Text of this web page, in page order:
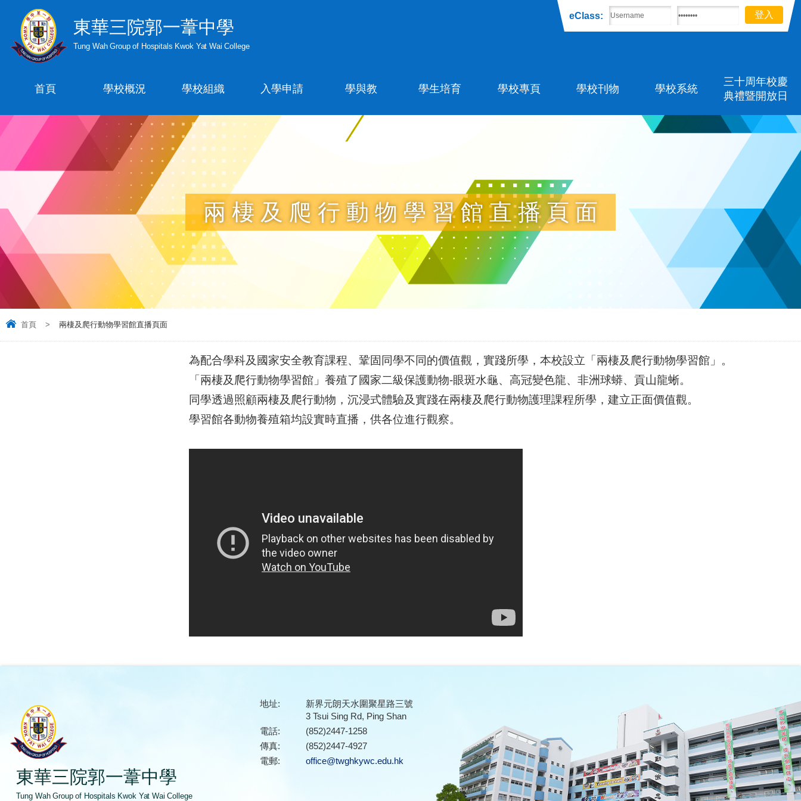
東華三院郭一葦中學
Tung Wah Group of Hospitals Kwok Yat Wai College
eClass:
首頁 學校概況 學校組織 入學申請 學與教 學生培育 學校專頁 學校刊物 學校系統
三十周年校慶
典禮暨開放日
兩棲及爬行動物學習館直播頁面
首頁 > 兩棲及爬行動物學習館直播頁面
為配合學科及國家安全教育課程、鞏固同學不同的價值觀，實踐所學，本校設立「兩棲及爬行動物學習館」。
「兩棲及爬行動物學習館」養殖了國家⼆級保護動物-眼斑水龜、高冠變色龍、非洲球蟒、貢山龍蜥。
同學透過照顧兩棲及爬行動物，沉浸式體驗及實踐在兩棲及爬行動物護理課程所學，建立正面價值觀。
學習館各動物養殖箱均設實時直播，供各位進行觀察。
東華三院郭一葦中學
Tung Wah Group of Hospitals Kwok Yat Wai College
地址:
新界元朗天水圍聚星路三號
3 Tsui Sing Rd, Ping Shan
電話:
(852)2447-1258
傳真:
(852)2447-4927
電郵:
office@twghkywc.edu.hk